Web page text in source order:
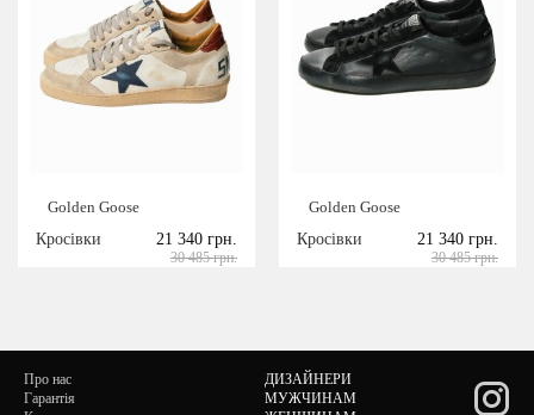
Golden Goose
Кросівки
21 340 грн.
30 485 грн.
Golden Goose
Кросівки
21 340 грн.
30 485 грн.
Про нас
Гарантія
ДИЗАЙНЕРИ
МУЖЧИНАМ